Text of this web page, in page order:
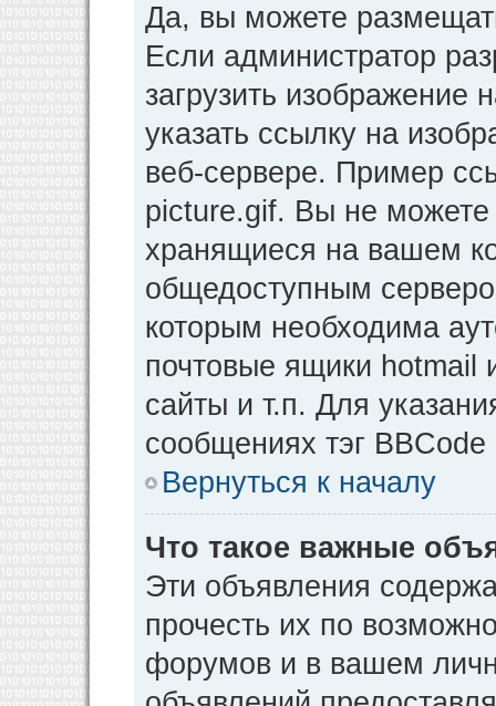
Да, вы можете
Если администратор
загрузить
указать ссылку на
веб-сервере. Пример
picture.gif. Вы не можете
хранящиеся на вашем
общедоступным
которым необходима
почтовые ящики
сайты и т.п. Для
сообщениях тэг BBCode
Вернуться к началу
Что такое важные
Эти объявления
прочесть их по
форумов и в вашем